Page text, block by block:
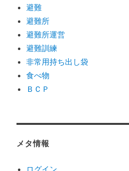
避難
避難所
避難所運営
避難訓練
非常用持ち出し袋
食べ物
ＢＣＰ
メタ情報
ログイン